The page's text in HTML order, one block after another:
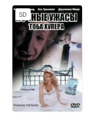
SD
1
2 3